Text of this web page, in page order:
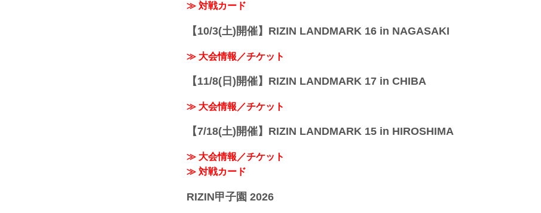
≫ 対戦カード
【10/3(土)開催】RIZIN LANDMARK 16 in NAGASAKI
≫ 大会情報／チケット
【11/8(日)開催】RIZIN LANDMARK 17 in CHIBA
≫ 大会情報／チケット
【7/18(土)開催】RIZIN LANDMARK 15 in HIROSHIMA
≫ 大会情報／チケット
≫ 対戦カード
RIZIN甲子園 2026